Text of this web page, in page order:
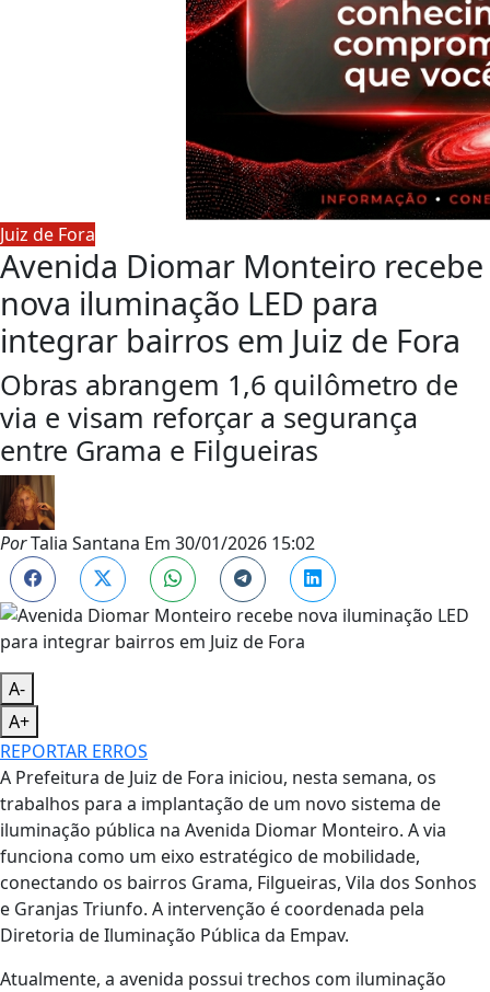
Juiz de Fora
Avenida Diomar Monteiro recebe
nova iluminação LED para
integrar bairros em Juiz de Fora
Obras abrangem 1,6 quilômetro de
via e visam reforçar a segurança
entre Grama e Filgueiras
PorTalia Santana Em 30/01/2026 15:02
A-
A+
REPORTAR ERROS
​A Prefeitura de Juiz de Fora iniciou, nesta semana, os
trabalhos para a implantação de um novo sistema de
iluminação pública na Avenida Diomar Monteiro. A via
funciona como um eixo estratégico de mobilidade,
conectando os bairros Grama, Filgueiras, Vila dos Sonhos
e Granjas Triunfo. A intervenção é coordenada pela
Diretoria de Iluminação Pública da Empav.
​Atualmente, a avenida possui trechos com iluminação